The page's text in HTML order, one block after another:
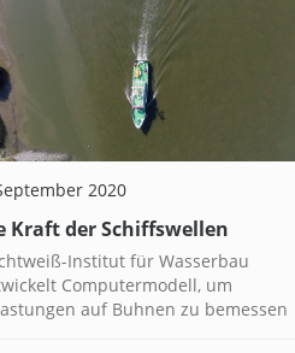
2020
Kraft der Schiffswellen
Institut für Wasserbau
Computermodell, um
auf Buhnen zu bemessen